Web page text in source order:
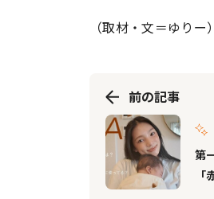
（取材・文＝ゆりー）
前の記事
第